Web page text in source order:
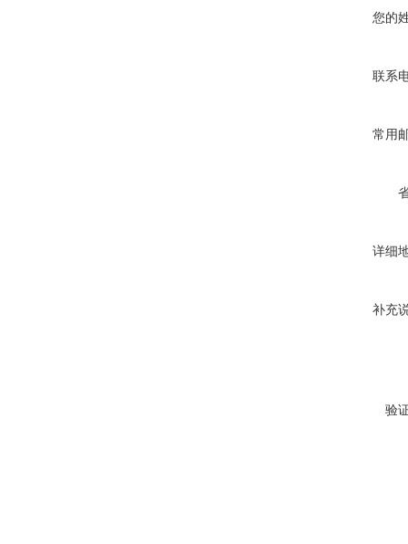
您的
联系
常用
详细
补充
验